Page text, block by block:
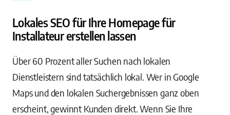
Lokales SEO für Ihre Homepage für
Installateur erstellen lassen
Über 60 Prozent aller Suchen nach lokalen
Dienstleistern sind tatsächlich lokal. Wer in Google
Maps und den lokalen Suchergebnissen ganz oben
erscheint, gewinnt Kunden direkt. Wenn Sie Ihre